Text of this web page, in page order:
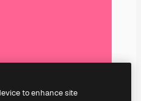
to enhance site